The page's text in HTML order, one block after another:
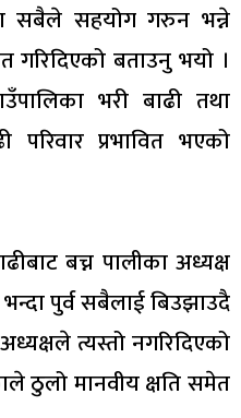
सबैले सहयोग गरुन भन्ने
बताउनु भयो ।
भरी बाढी तथा
प्रभावित भएको
बच्न पालीका अध्यक्ष
पुर्व सबैलाई बिउझाउदै
त्यस्तो नगरिदिएको
ठुलो मानवीय क्षति समेत